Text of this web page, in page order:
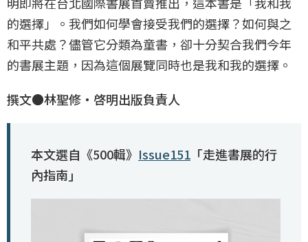
的選擇」。我們如何學會接受我們的選擇？如何與之
和平共處？儘管它分類為童書，卻十分契合我們今年
的書展主題，因為這個展覽同時也是我和我的選擇。
撰文●林聖修・啓明出版負責人
本文選自《500輯》 Issue151 「走進書展的行
內指南」